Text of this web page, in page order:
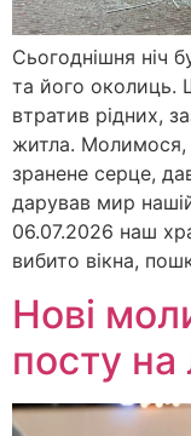
Сьогоднішня ніч
та його околиць.
втратив рідних,
житла.
зранене серце,
дарував мир
06.07.2026 наш
вибито вікна,
Нові
посту на